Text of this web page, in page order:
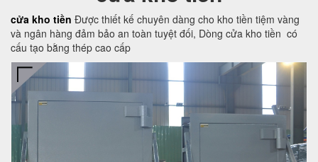
cửa kho tiền Được thiết kế chuyên dàng cho kho tiền tiệm vàng
và ngân hàng đảm bảo an toàn tuyệt đối, Dòng cửa kho tiền có
cấu tạo bằng thép cao cấp